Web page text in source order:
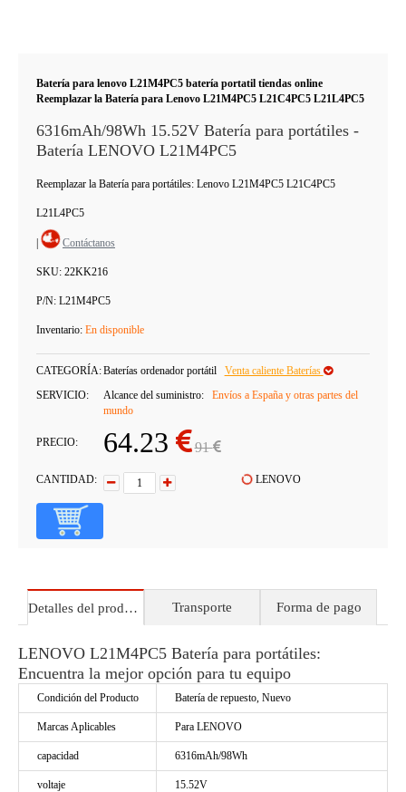
Batería para lenovo L21M4PC5 batería portatil tiendas online
Reemplazar la Batería para Lenovo L21M4PC5 L21C4PC5 L21L4PC5
6316mAh/98Wh 15.52V Batería para portátiles -
Batería LENOVO L21M4PC5
Reemplazar la Batería para portátiles: Lenovo L21M4PC5 L21C4PC5
L21L4PC5
Contáctanos
SKU: 22KK216
P/N: L21M4PC5
Inventario: En disponible
CATEGORÍA:Baterías ordenador portátil
Venta caliente Baterías
SERVICIO:
Alcance del suministro:
Envíos a España y otras partes del
mundo
PRECIO: 64.23 91
CANTIDAD: LENOVO
Detalles del producto Transporte Forma de pago
LENOVO L21M4PC5 Batería para portátiles:
Encuentra la mejor opción para tu equipo
Condición del Producto Batería de repuesto, Nuevo
Marcas Aplicables Para LENOVO
capacidad 6316mAh/98Wh
voltaje 15.52V